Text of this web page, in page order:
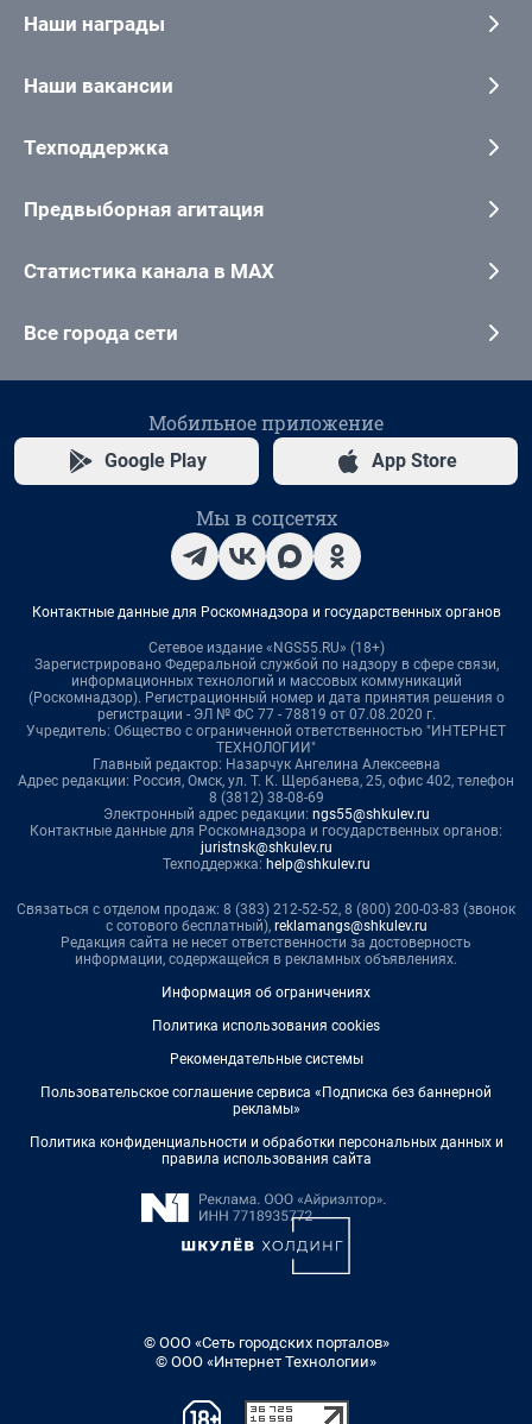
Наши награды
Наши вакансии
Техподдержка
Предвыборная агитация
Статистика канала в MAX
Все города сети
Мобильное приложение
Google Play App Store
Мы в соцсетях
Контактные данные для Роскомнадзора и государственных органов
Сетевое издание «NGS55.RU» (18+)
Зарегистрировано Федеральной службой по надзору в сфере связи,
информационных технологий и массовых коммуникаций
(Роскомнадзор). Регистрационный номер и дата принятия решения о
регистрации - ЭЛ № ФС 77 - 78819 от 07.08.2020 г.
Учредитель: Общество с ограниченной ответственностью "ИНТЕРНЕТ
ТЕХНОЛОГИИ"
Главный редактор: Назарчук Ангелина Алексеевна
Адрес редакции: Россия, Омск, ул. Т. К. Щербанева, 25, офис 402, телефон
8 (3812) 38-08-69
Электронный адрес редакции: ngs55@shkulev.ru
Контактные данные для Роскомнадзора и государственных органов:
juristnsk@shkulev.ru
Техподдержка: help@shkulev.ru
Связаться с отделом продаж: 8 (383) 212-52-52, 8 (800) 200-03-83 (звонок
с сотового бесплатный), reklamangs@shkulev.ru
Редакция сайта не несет ответственности за достоверность
информации, содержащейся в рекламных объявлениях.
Информация об ограничениях
Политика использования cookies
Рекомендательные системы
Пользовательское соглашение сервиса «Подписка без баннерной
рекламы»
Политика конфиденциальности и обработки персональных данных и
правила использования сайта
© ООО «Сеть городских порталов»
© ООО «Интернет Технологии»